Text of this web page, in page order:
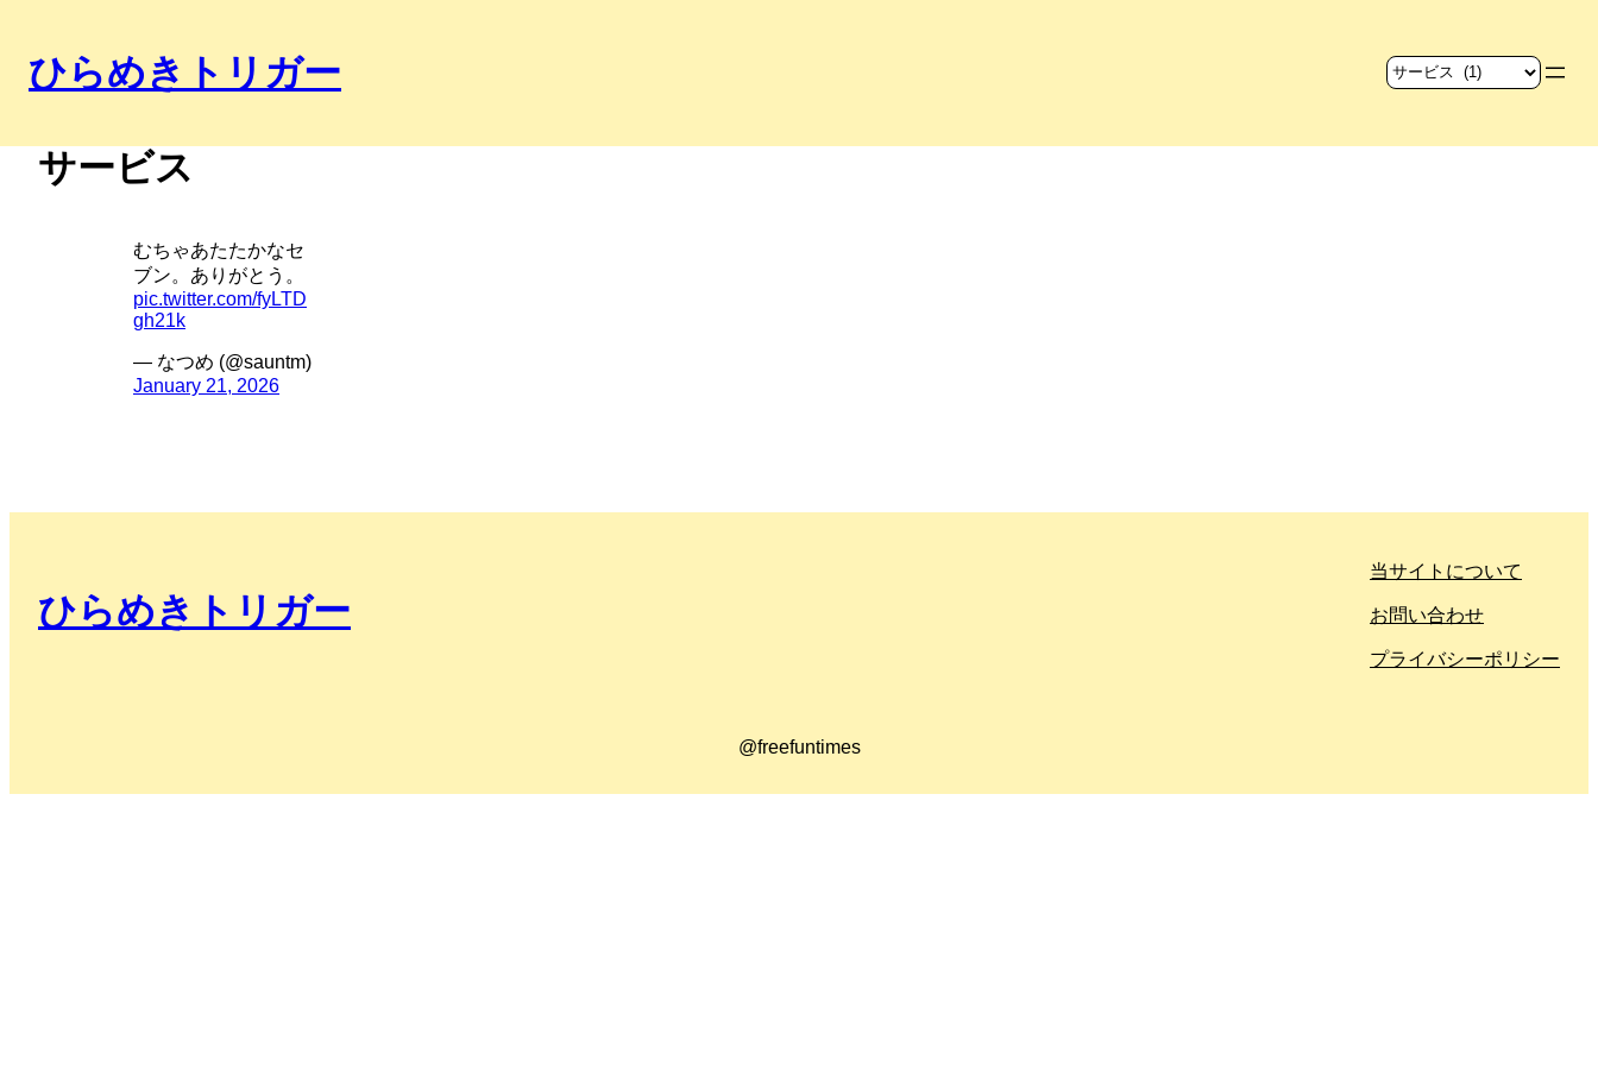
内
ひらめきトリガー
サービス
むちゃあたたかなセ
ブン。ありがとう。
pic.twitter.com/fyLTD
gh21k
— なつめ (@sauntm)
January 21, 2026
ひらめきトリガー
当サイトについて
お問い合わせ
プライバシーポリシー
@freefuntimes